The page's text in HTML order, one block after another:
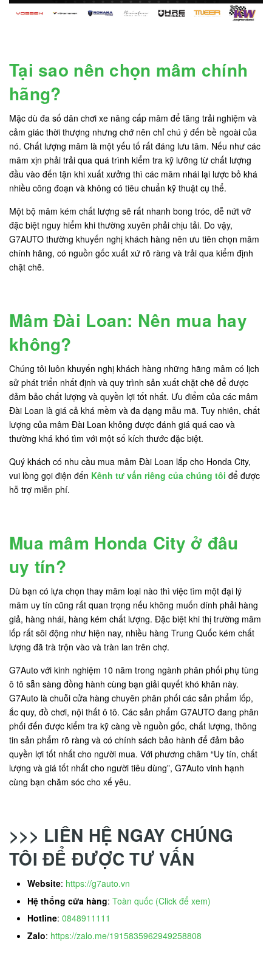
Tại sao nên chọn mâm chính
hãng?
Mặc dù đa số dân chơi xe nâng cấp mâm để tăng trải nghiệm và
cảm giác thời thượng nhưng chớ nên chỉ chú ý đến bề ngoài của
nó. Chất lượng mâm là một yếu tố rất đáng lưu tâm. Nếu như các
mâm xịn phải trải qua quá trình kiểm tra kỹ lưỡng từ chất lượng
đầu vào đến tận khi xuất xưởng thì các mâm nhái lại lược bỏ khá
nhiều công đoạn và không có tiêu chuẩn kỹ thuật cụ thể.
Một bộ mâm kém chất lượng sẽ rất nhanh bong tróc, dễ nứt vỡ
đặc biệt nguy hiểm khi thường xuyên phải chịu tải. Do vậy,
G7AUTO thường khuyến nghị khách hàng nên ưu tiên chọn mâm
chính hãng, có nguồn gốc xuất xứ rõ ràng và trải qua kiểm định
chặt chẽ.
Mâm Đài Loan: Nên mua hay
không?
Chúng tôi luôn khuyến nghị khách hàng những hãng mâm có lịch
sử phát triển nhất định và quy trình sản xuất chặt chẽ để được
đảm bảo chất lượng và quyền lợi tốt nhất. Ưu điểm của các mâm
Đài Loan là giá cả khá mềm và đa dạng mẫu mã. Tuy nhiên, chất
lượng của mâm Đài Loan không được đánh giá quá cao và
thường khá khó tìm với một số kích thước đặc biệt.
Quý khách có nhu cầu mua mâm Đài Loan lắp cho Honda City,
vui lòng gọi điện đến Kênh tư vấn riêng của chúng tôi để được
hỗ trợ miễn phí.
Mua mâm Honda City ở đâu
uy tín?
Dù bạn có lựa chọn thay mâm loại nào thì việc tìm một đại lý
mâm uy tín cũng rất quan trọng nếu không muốn dính phải hàng
giả, hàng nhái, hàng kém chất lượng. Đặc biệt khi thị trường mâm
lốp rất sôi động như hiện nay, nhiều hàng Trung Quốc kém chất
lượng đã trà trộn vào và tràn lan trên chợ.
G7Auto với kinh nghiệm 10 năm trong ngành phân phối phụ tùng
ô tô sẵn sàng đồng hành cùng bạn giải quyết khó khăn này.
G7Auto là chuỗi cửa hàng chuyên phân phối các sản phẩm lốp,
ắc quy, đồ chơi, nội thất ô tô. Các sản phẩm G7AUTO đang phân
phối đến được kiểm tra kỹ càng về nguồn gốc, chất lượng, thông
tin sản phẩm rõ ràng và có chính sách bảo hành để đảm bảo
quyền lợi tốt nhất cho người mua. Với phương châm “Uy tín, chất
lượng và giá tốt nhất cho người tiêu dùng”, G7Auto vinh hạnh
cùng bạn chăm sóc cho xế yêu.
>>> LIÊN HỆ NGAY CHÚNG
TÔI ĐỂ ĐƯỢC TƯ VẤN
Website: https://g7auto.vn
Hệ thống cửa hàng: Toàn quốc (Click để xem)
Hotline: 0848911111
Zalo: https://zalo.me/1915835962949258808